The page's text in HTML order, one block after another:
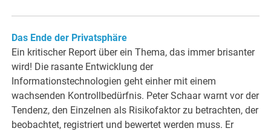
Das Ende der Privatsphäre
Ein kritischer Report über ein Thema, das immer brisanter
wird! Die rasante Entwicklung der
Informationstechnologien geht einher mit einem
wachsenden Kontrollbedürfnis. Peter Schaar warnt vor der
Tendenz, den Einzelnen als Risikofaktor zu betrachten, der
beobachtet, registriert und bewertet werden muss. Er